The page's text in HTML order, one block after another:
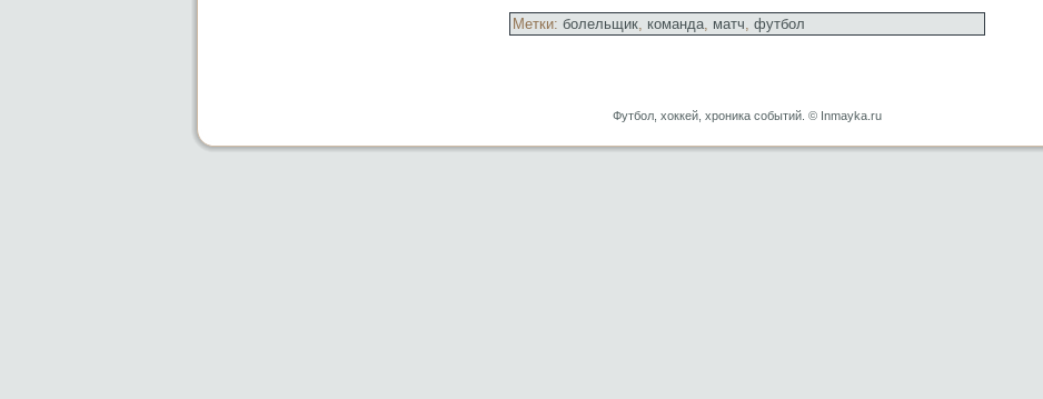
Метки: болельщик, команда, матч, футбол
Футбол, хоккей, хроника событий. © Inmayka.ru